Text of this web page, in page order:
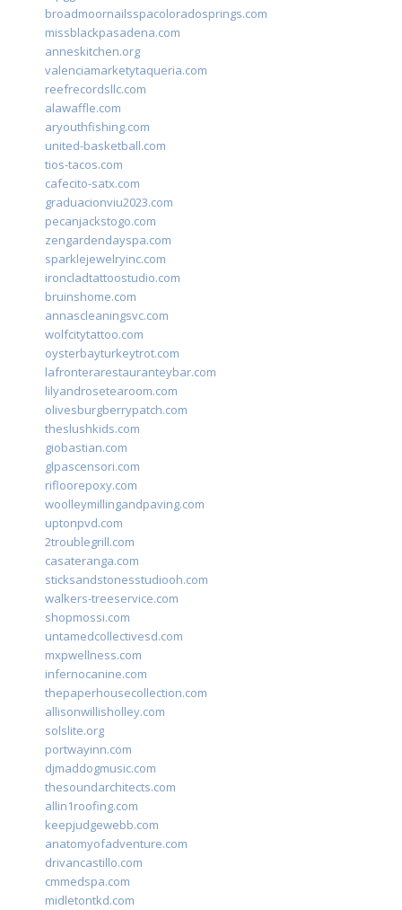
broadmoornailsspacoloradosprings.com
missblackpasadena.com
anneskitchen.org
valenciamarketytaqueria.com
reefrecordsllc.com
alawaffle.com
aryouthfishing.com
united-basketball.com
tios-tacos.com
cafecito-satx.com
graduacionviu2023.com
pecanjackstogo.com
zengardendayspa.com
sparklejewelryinc.com
ironcladtattoostudio.com
bruinshome.com
annascleaningsvc.com
wolfcitytattoo.com
oysterbayturkeytrot.com
lafronterarestauranteybar.com
lilyandrosetearoom.com
olivesburgberrypatch.com
theslushkids.com
giobastian.com
glpascensori.com
rifloorepoxy.com
woolleymillingandpaving.com
uptonpvd.com
2troublegrill.com
casateranga.com
sticksandstonesstudiooh.com
walkers-treeservice.com
shopmossi.com
untamedcollectivesd.com
mxpwellness.com
infernocanine.com
thepaperhousecollection.com
allisonwillisholley.com
solslite.org
portwayinn.com
djmaddogmusic.com
thesoundarchitects.com
allin1roofing.com
keepjudgewebb.com
anatomyofadventure.com
drivancastillo.com
cmmedspa.com
midletontkd.com